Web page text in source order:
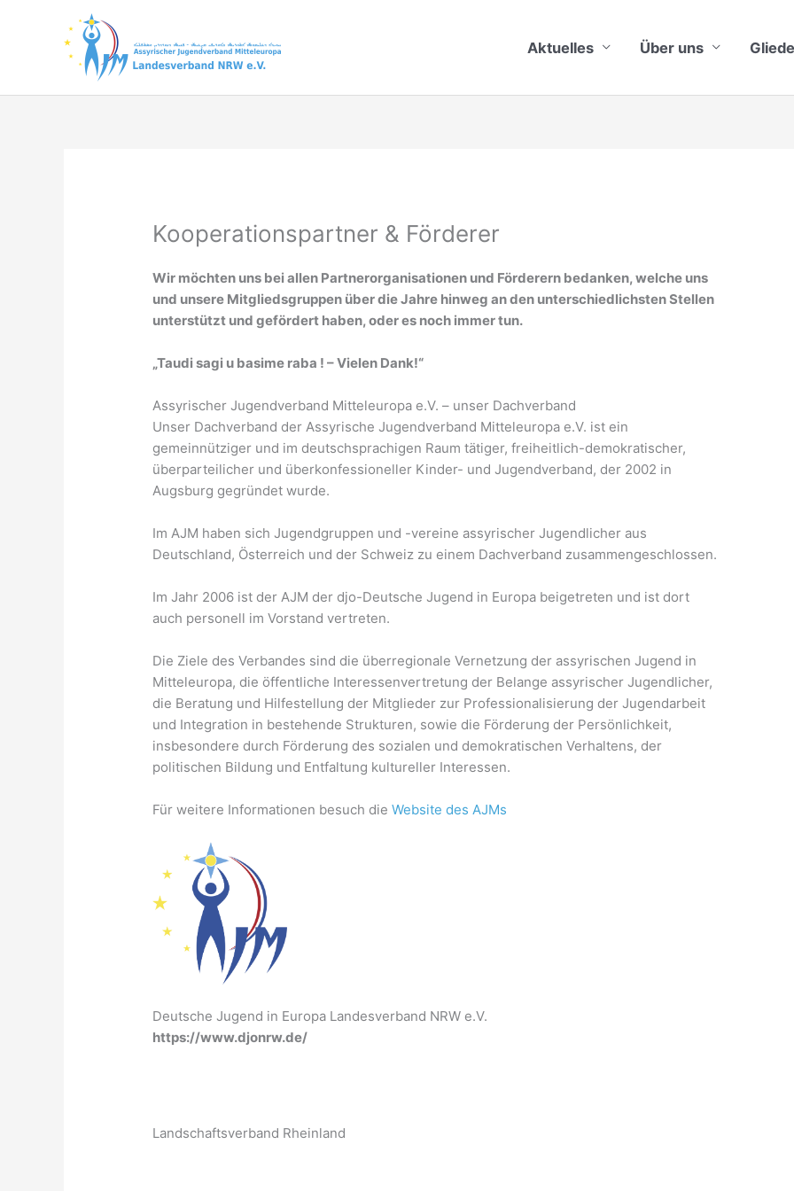
Aktuelles Über uns
Kooperationspartner & Förderer
Wir möchten uns bei allen Partnerorganisationen und Förderern bedanken, welche uns
und unsere Mitgliedsgruppen über die Jahre hinweg an den unterschiedlichsten Stellen
unterstützt und gefördert haben, oder es noch immer tun.
„Taudi sagi u basime raba ! – Vielen Dank!“
Assyrischer Jugendverband Mitteleuropa e.V. – unser Dachverband
Unser Dachverband der Assyrische Jugendverband Mitteleuropa e.V. ist ein
gemeinnütziger und im deutschsprachigen Raum tätiger, freiheitlich-demokratischer,
überparteilicher und überkonfessioneller Kinder- und Jugendverband, der 2002 in
Augsburg gegründet wurde.
Im AJM haben sich Jugendgruppen und -vereine assyrischer Jugendlicher aus
Deutschland, Österreich und der Schweiz zu einem Dachverband zusammengeschlossen.
Im Jahr 2006 ist der AJM der djo-Deutsche Jugend in Europa beigetreten und ist dort
auch personell im Vorstand vertreten.
Die Ziele des Verbandes sind die überregionale Vernetzung der assyrischen Jugend in
Mitteleuropa, die öffentliche Interessenvertretung der Belange assyrischer Jugendlicher,
die Beratung und Hilfestellung der Mitglieder zur Professionalisierung der Jugendarbeit
und Integration in bestehende Strukturen, sowie die Förderung der Persönlichkeit,
insbesondere durch Förderung des sozialen und demokratischen Verhaltens, der
politischen Bildung und Entfaltung kultureller Interessen.
Für weitere Informationen besuch dieWebsite des AJMs
Deutsche Jugend in Europa Landesverband NRW e.V.
https://www.djonrw.de/
Landschaftsverband Rheinland